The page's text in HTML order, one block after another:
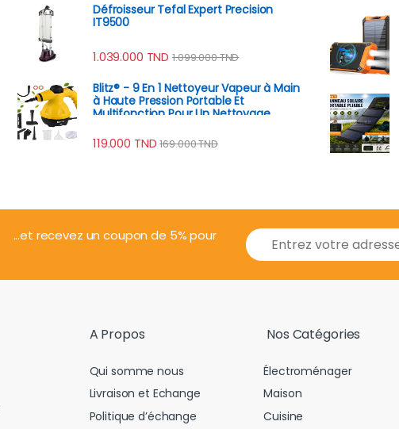
Défroisseur Tefal Expert Precision
IT9500
1.039.000 TND 1.099.000TND
Blitz® - 9 En 1 Nettoyeur Vapeur à Main
à Haute Pression Portable Et
Multifonction Pour Un Nettoyage
119.000 TND 169.000TND
...et recevez un coupon de 5% pour
E
m
i
A Propos
Qui somme nous
Livraison et Echange
Politique d’échange
Nos Catégories
Électroménager
Maison
Cuisine